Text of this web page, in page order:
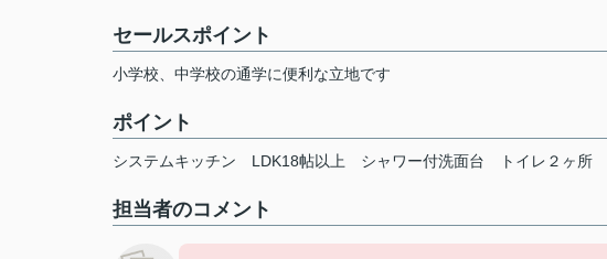
セールスポイント
小学校、中学校の通学に便利な立地です
ポイント
システムキッチン LDK18帖以上 シャワー付洗面台 トイレ２ヶ所
担当者のコメント